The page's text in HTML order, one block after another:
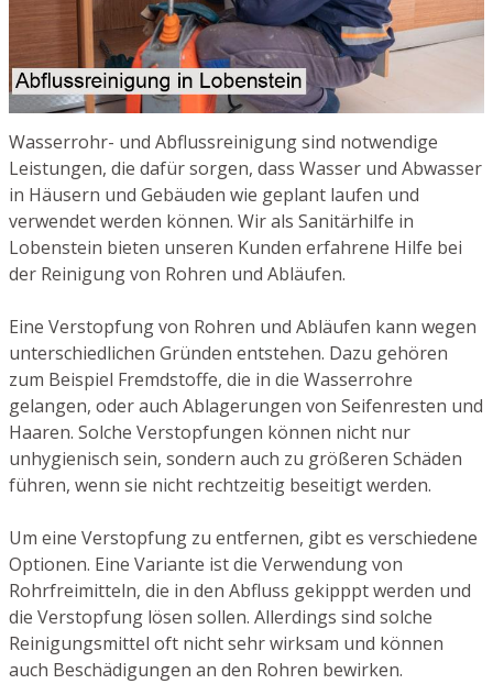
Wasserrohr- und Abflussreinigung sind notwendige
Leistungen, die dafür sorgen, dass Wasser und Abwasser
in Häusern und Gebäuden wie geplant laufen und
verwendet werden können. Wir als Sanitärhilfe in
Lobenstein bieten unseren Kunden erfahrene Hilfe bei
der Reinigung von Rohren und Abläufen.
Eine Verstopfung von Rohren und Abläufen kann wegen
unterschiedlichen Gründen entstehen. Dazu gehören
zum Beispiel Fremdstoffe, die in die Wasserrohre
gelangen, oder auch Ablagerungen von Seifenresten und
Haaren. Solche Verstopfungen können nicht nur
unhygienisch sein, sondern auch zu größeren Schäden
führen, wenn sie nicht rechtzeitig beseitigt werden.
Um eine Verstopfung zu entfernen, gibt es verschiedene
Optionen. Eine Variante ist die Verwendung von
Rohrfreimitteln, die in den Abfluss gekipppt werden und
die Verstopfung lösen sollen. Allerdings sind solche
Reinigungsmittel oft nicht sehr wirksam und können
auch Beschädigungen an den Rohren bewirken.